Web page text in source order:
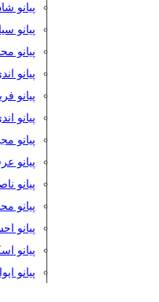
پیانو
پیانو
پیانو
پیانو
پیانو
پیانو
پیانو
پیانو
پیانو
پیانو
پیانو
پیانو
پیانو